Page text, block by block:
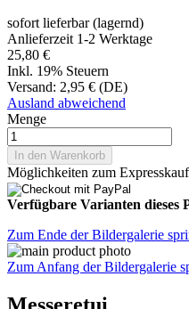
sofort lieferbar (lagernd)
Anlieferzeit 1-2 Werktage
25,80 €
Inkl. 19% Steuern
Versand: 2,95 € (DE)
Ausland abweichend
Menge
In den Warenkorb
Möglichkeiten zum Expresskauf
Verfügbare Varianten dieses
Zum Ende der Bildergalerie
Zum Anfang der Bildergalerie
Messeretui